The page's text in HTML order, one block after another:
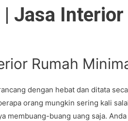
Jasa Interior
Rumah
dengan hebat dan ditata
orang mungkin sering kali
membuang-buang uang saja.